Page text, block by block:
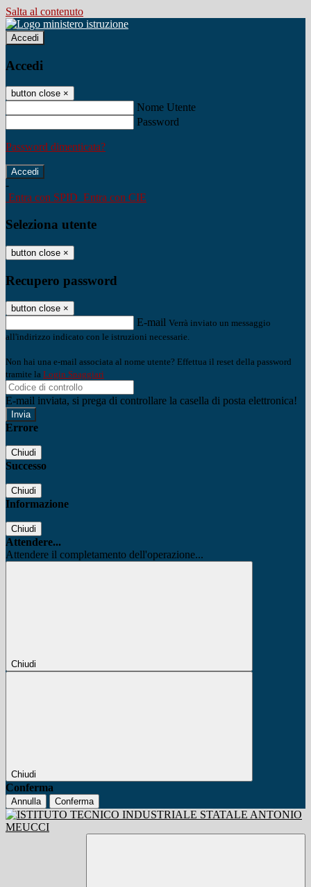
Salta al contenuto
Accedi
Accedi
button close ×
Nome Utente
Password
Password dimenticata?
-
Entra con SPID Entra con CIE
Seleziona utente
button close ×
Recupero password
button close ×
E-mail Verrà inviato un messaggio
all'indirizzo indicato con le istruzioni necessarie.
Non hai una e-mail associata al nome utente? Effettua il reset della password
tramite la Login Spaggiari
E-mail inviata, si prega di controllare la casella di posta elettronica!
Errore
Chiudi
Successo
Chiudi
Informazione
Chiudi
Attendere...
Attendere il completamento dell'operazione...
Chiudi
Chiudi
Conferma
Annulla Conferma